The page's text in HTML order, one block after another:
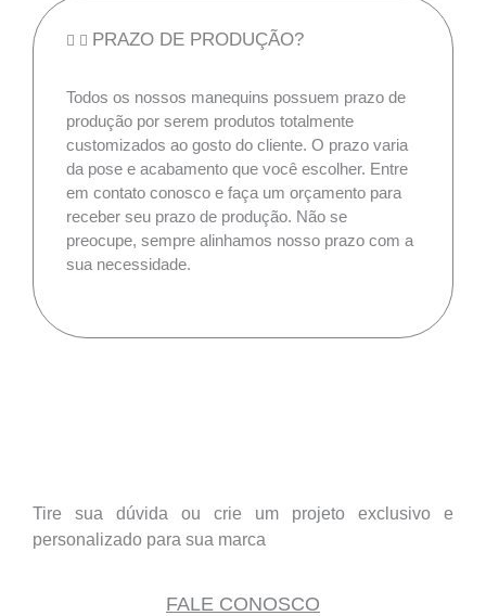
PRAZO DE PRODUÇÃO?
Todos os nossos manequins possuem prazo de
produção por serem produtos totalmente
customizados ao gosto do cliente. O prazo varia
da pose e acabamento que você escolher. Entre
em contato conosco e faça um orçamento para
receber seu prazo de produção. Não se
preocupe, sempre alinhamos nosso prazo com a
sua necessidade.
Tire sua dúvida ou crie um projeto exclusivo e
personalizado para sua marca
FALE CONOSCO